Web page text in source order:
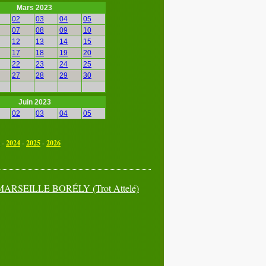
Mars 2023
02 03 04
05
07 08 09
10
12 13 14
15
17 18 19
20
22 23 24
25
27 28 29
30
Juin 2023
02 03 04
05
17 18 19
27 28 29 30
-2024-2025-2026
BORÉLY (Trot Attelé)